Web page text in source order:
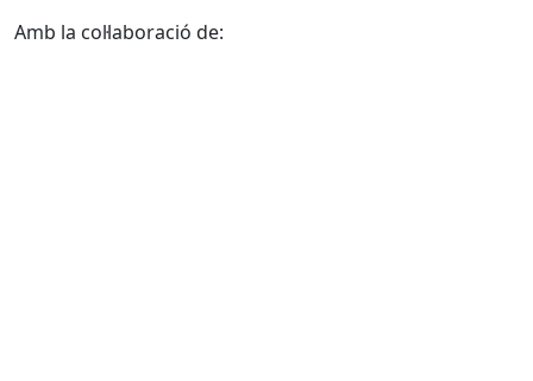
Amb la col·laboració de: